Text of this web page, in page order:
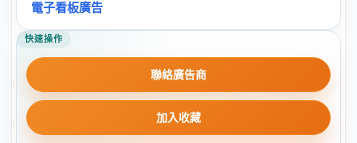
電子看板廣告
快速操作
聯絡廣告商
加入收藏